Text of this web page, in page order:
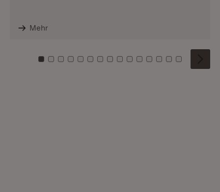
Mehr
Zu Kachel: 0
Zu Kachel: 1
Zu Kachel: 2
Zu Kachel: 3
Zu Kachel: 4
Zu Kachel: 5
Zu Kachel: 6
Zu Kachel: 7
Zu Kachel: 8
Zu Kachel: 9
Zu Kachel: 10
Zu Kachel: 11
Zu Kachel: 12
Zu Kachel:
Zu